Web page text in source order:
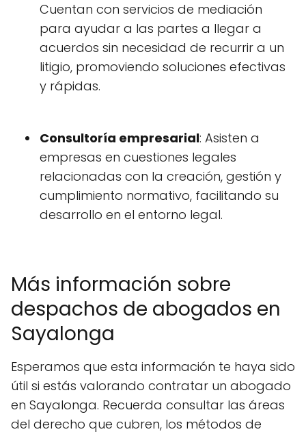
Cuentan con servicios de mediación
para ayudar a las partes a llegar a
acuerdos sin necesidad de recurrir a un
litigio, promoviendo soluciones efectivas
y rápidas.
Consultoría empresarial: Asisten a
empresas en cuestiones legales
relacionadas con la creación, gestión y
cumplimiento normativo, facilitando su
desarrollo en el entorno legal.
Más información sobre
despachos de abogados en
Sayalonga
Esperamos que esta información te haya sido
útil si estás valorando contratar un abogado
en Sayalonga. Recuerda consultar las áreas
del derecho que cubren, los métodos de